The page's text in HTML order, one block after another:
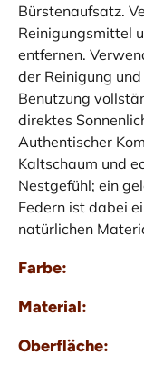
Bürstenaufsatz.
Reinigungsmittel
entfernen.
der Reinigung
Benutzung
direktes
Authentischer
Kaltschaum und
Nestgefühl; ein
Federn ist dabei
natürlichen
Farbe:
Material:
Oberfläche: